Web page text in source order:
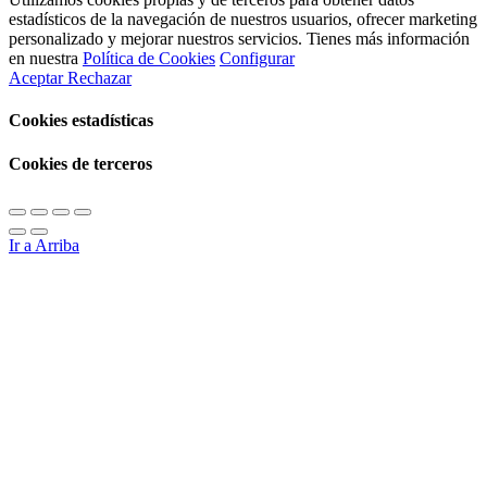
estadísticos de la navegación de nuestros usuarios, ofrecer marketing
personalizado y mejorar nuestros servicios. Tienes más información
en nuestra Política de Cookies Configurar
AceptarRechazar
Cookies estadísticas
Cookies de terceros
Ir a Arriba